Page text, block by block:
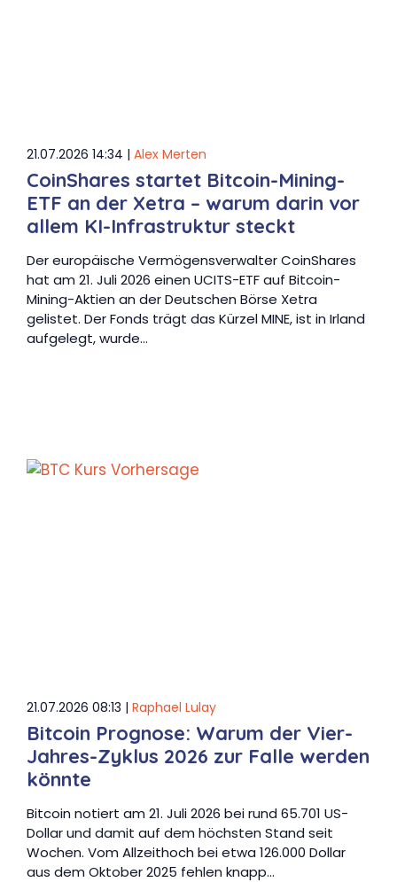
21.07.2026 14:34 | Alex Merten
CoinShares startet Bitcoin-Mining-
ETF an der Xetra – warum darin vor
allem KI-Infrastruktur steckt
Der europäische Vermögensverwalter CoinShares
hat am 21. Juli 2026 einen UCITS-ETF auf Bitcoin-
Mining-Aktien an der Deutschen Börse Xetra
gelistet. Der Fonds trägt das Kürzel MINE, ist in Irland
aufgelegt, wurde…
21.07.2026 08:13 | Raphael Lulay
Bitcoin Prognose: Warum der Vier-
Jahres-Zyklus 2026 zur Falle werden
könnte
Bitcoin notiert am 21. Juli 2026 bei rund 65.701 US-
Dollar und damit auf dem höchsten Stand seit
Wochen. Vom Allzeithoch bei etwa 126.000 Dollar
aus dem Oktober 2025 fehlen knapp…